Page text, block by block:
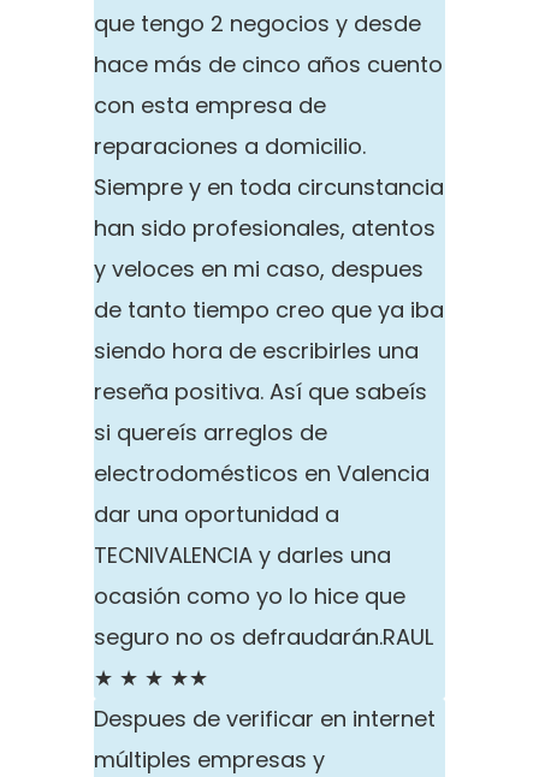
que tengo 2 negocios y desde
hace más de cinco años cuento
con esta empresa de
reparaciones a domicilio.
Siempre y en toda circunstancia
han sido profesionales, atentos
y veloces en mi caso, despues
de tanto tiempo creo que ya iba
siendo hora de escribirles una
reseña positiva. Así que sabeís
si quereís arreglos de
electrodomésticos en Valencia
dar una oportunidad a
TECNIVALENCIA y darles una
ocasión como yo lo hice que
seguro no os defraudarán.RAUL
★ ★ ★ ★★
Despues de verificar en internet
múltiples empresas y